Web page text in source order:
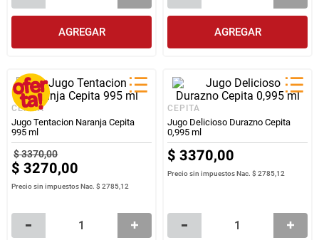
AGREGAR AGREGAR
CEPITA
Jugo Tentacion Naranja Cepita
995 ml
$3370,00
$ 3270,00
Precio sin impuestos Nac.$ 2785,12
CEPITA
Jugo Delicioso Durazno Cepita
0,995 ml
$ 3370,00
Precio sin impuestos Nac.$ 2785,12